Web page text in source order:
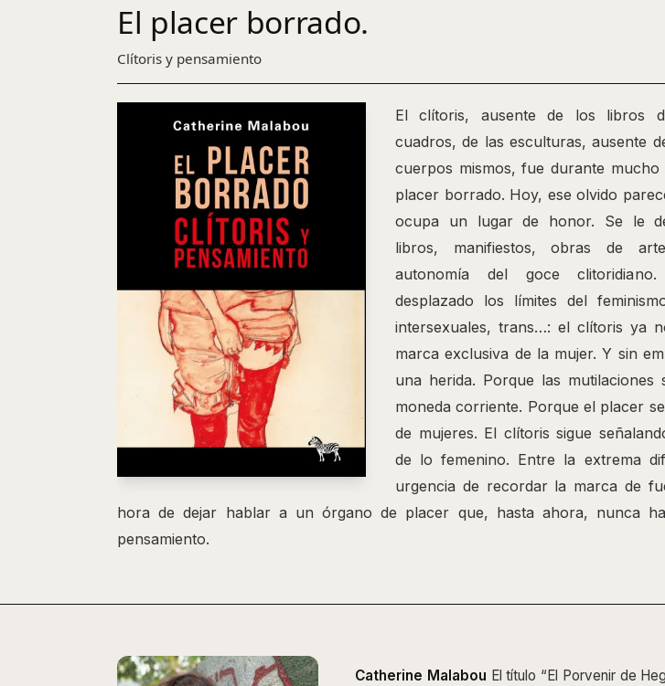
El placer borrado.
Clítoris y pensamiento
El clítoris, ausente de los libros
cuadros, de las esculturas, ausente
cuerpos mismos, fue durante
placer borrado. Hoy, ese olvido
ocupa un lugar de honor. Se le
libros, manifiestos, obras de
autonomía del goce
desplazado los límites del
intersexuales, trans…: el clítoris ya
marca exclusiva de la mujer. Y sin
una herida. Porque las mutilaciones
moneda corriente. Porque el placer
de mujeres. El clítoris sigue
de lo femenino. Entre la extrema
urgencia de recordar la marca de
hora de dejar hablar a un órgano de placer que, hasta ahora, nunca
pensamiento.
Catherine Malabou El título “El Porvenir de